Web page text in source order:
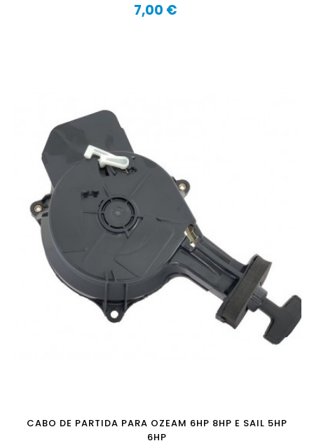
Preço
7,00 €
CABO DE PARTIDA PARA OZEAM 6HP 8HP E SAIL 5HP
6HP